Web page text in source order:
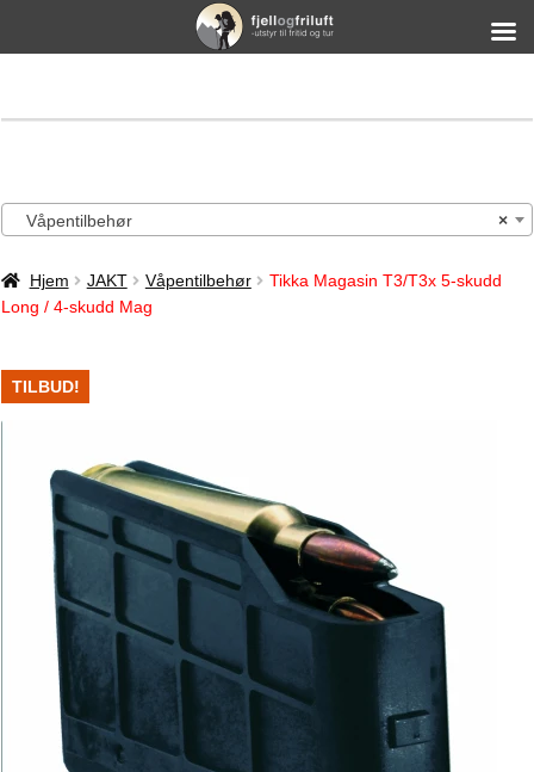
×
Våpentilbehør
Hjem JAKT Våpentilbehør
Tikka Magasin T3/T3x 5-skudd
Long / 4-skudd Mag
TILBUD!